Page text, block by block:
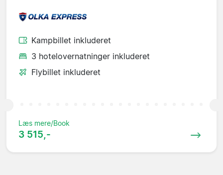
Kampbillet inkluderet
3 hotelovernatninger inkluderet
Flybillet inkluderet
Læs mere/Book
3 515,-